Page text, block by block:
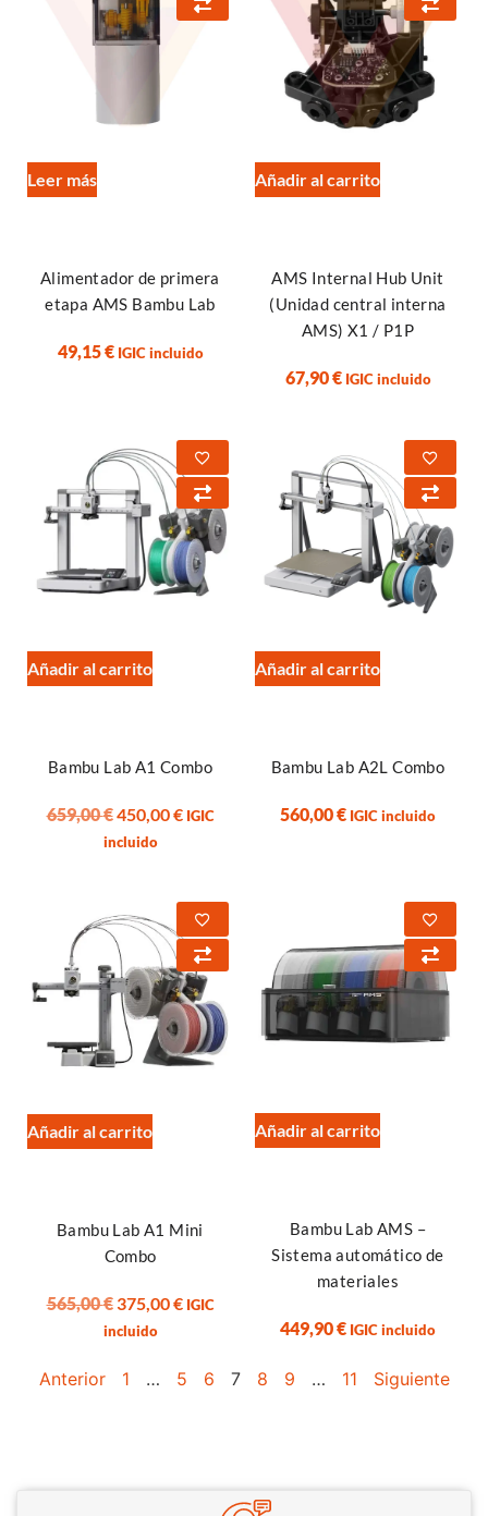
Leer más
Alimentador de primera
etapa AMS Bambu Lab
49,15€ IGIC incluido
Añadir al carrito
AMS Internal Hub Unit
(Unidad central interna
AMS) X1 / P1P
67,90€ IGIC incluido
Añadir al carrito
Bambu Lab A1 Combo
659,00€450,00€ IGIC
incluido
Añadir al carrito
Bambu Lab A2L Combo
560,00€ IGIC incluido
Añadir al carrito
Bambu Lab A1 Mini
Combo
565,00€ 375,00€ IGIC
incluido
Añadir al carrito
Bambu Lab AMS –
Sistema automático de
materiales
449,90€ IGIC incluido
Anterior 1 … 5 6 7 8 9 … 11 Siguiente